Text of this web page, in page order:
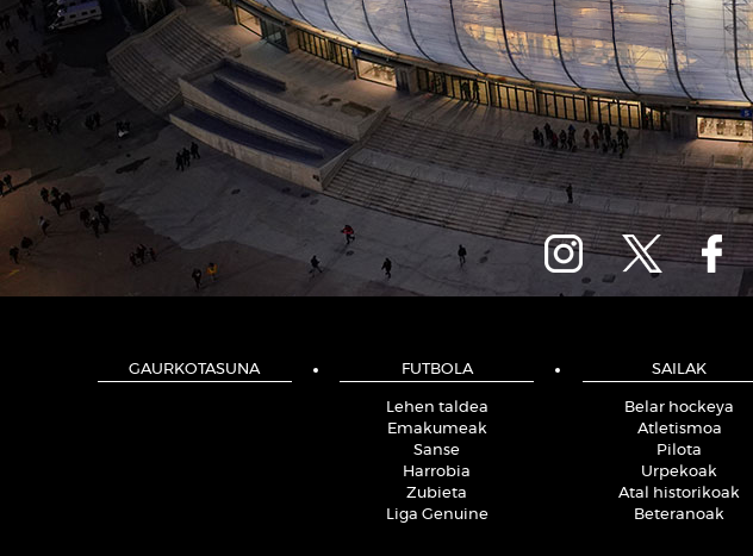
GAURKOTASUNA FUTBOLA
Lehen taldea
Emakumeak
Sanse
Harrobia
Zubieta
Liga Genuine
SAILAK
Belar hockeya
Atletismoa
Pilota
Urpekoak
Atal historikoak
Beteranoak